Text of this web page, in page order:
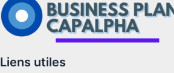
Liens utiles